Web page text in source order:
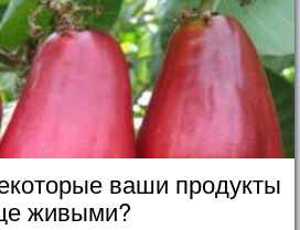
ваши продукты
живыми?